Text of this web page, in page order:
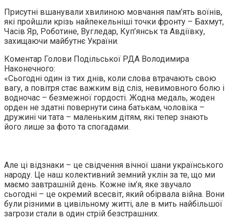
Присутні вшанували хвилиною мовчання пам’ять воїнів,
які пройшли крізь найпекельніші точки фронту – Бахмут,
Часів Яр, Роботине, Вугледар, Куп’янськ та Авдіївку,
захищаючи майбутнє України.
Коментар Голови Подільської РДА Володимира
Наконечного:
«Сьогодні один із тих днів, коли слова втрачають свою
вагу, а повітря стає важким від сліз, невимовного болю і
водночас – безмежної гордості. Жодна медаль, жоден
орден не здатні повернути сина батькам, чоловіка –
дружині чи тата – маленьким дітям, які тепер знають
його лише за фото та спогадами.
Але ці відзнаки – це свідчення вічної шани українського
народу. Це наш колективний земний уклін за те, що ми
маємо завтрашній день. Кожне ім’я, яке звучало
сьогодні – це окремий всесвіт, який обірвала війна. Вони
були різними в цивільному житті, але в мить найбільшої
загрози стали в один стрій безстрашних.